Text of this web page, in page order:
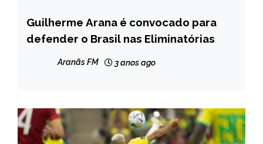
ESPORTES
NOTÍCIAS
Guilherme Arana é convocado para
defender o Brasil nas Eliminatórias
Aranãs FM 3 anos ago